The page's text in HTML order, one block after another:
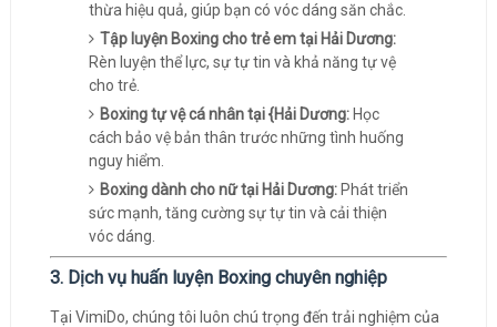
thừa hiệu quả, giúp bạn có vóc dáng săn chắc.
Tập luyện Boxing cho trẻ em tại Hải Dương:
Rèn luyện thể lực, sự tự tin và khả năng tự vệ
cho trẻ.
Boxing tự vệ cá nhân tại {Hải Dương:Học
cách bảo vệ bản thân trước những tình huống
nguy hiểm.
Boxing dành cho nữ tại Hải Dương:Phát triển
sức mạnh, tăng cường sự tự tin và cải thiện
vóc dáng.
3. Dịch vụ huấn luyện Boxing chuyên nghiệp
Tại VimiDo, chúng tôi luôn chú trọng đến trải nghiệm của